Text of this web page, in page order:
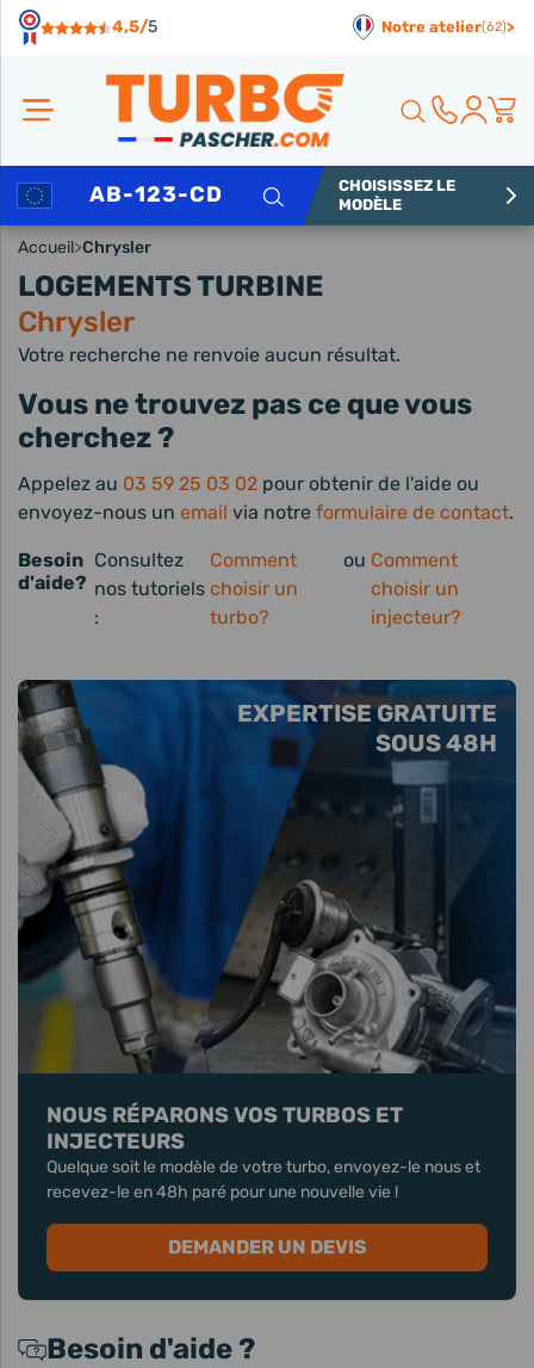
4,5/5 Notre atelier(62)>
Rechercher
CHOISISSEZ LE
MODÈLE
Accueil>Chrysler
LOGEMENTS TURBINE
Chrysler
EXPERTISE GRATUITE
SOUS 48H
NOUS RÉPARONS VOS TURBOS ET
INJECTEURS
Quelque soit le modèle de votre turbo, envoyez-le nous et
recevez-le en 48h paré pour une nouvelle vie !
DEMANDER UN DEVIS
Besoin d'aide ?
Votre recherche ne renvoie aucun résultat.
Vous ne trouvez pas ce que vous
cherchez ?
Appelez au 03 59 25 03 02 pour obtenir de l'aide ou
envoyez-nous un email via notre formulaire de contact.
Besoin
d'aide?
Consultez
nos tutoriels
:
Comment
choisir un
turbo?
ou Comment
choisir un
injecteur?
Panneau de gestion des cookies